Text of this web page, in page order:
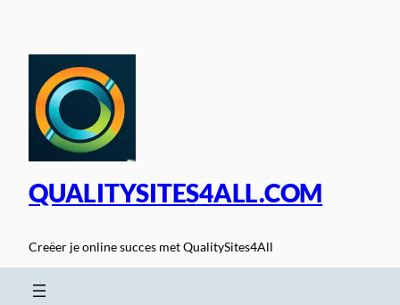
inhoud
QUALITYSITES4ALL.COM
Creëer je online succes met QualitySites4All